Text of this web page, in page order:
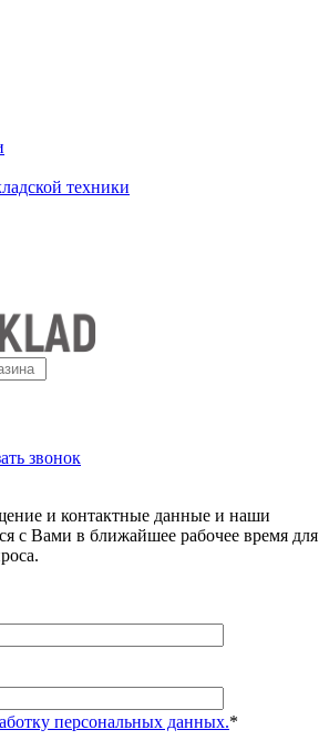
техники
звонок
и контактные данные и наши
с Вами в ближайшее рабочее время для
персональных данных.*